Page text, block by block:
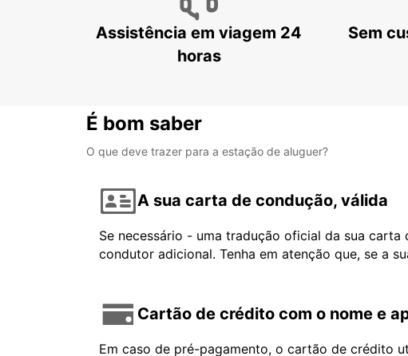
Assistência em viagem 24
horas
Sem
É bom saber
O que deve trazer para a estação de aluguer?
A sua carta de condução, válida
Se necessário - uma tradução oficial da sua
condutor adicional. Tenha em atenção que, se a
Cartão de crédito com o nome e
Em caso de pré-pagamento, o cartão de crédito